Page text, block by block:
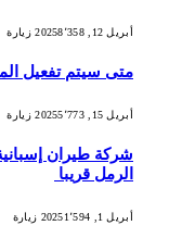
أبريل 12, 2025 8٬358 زيارة
متى سيتم تفعيل المادة 507 من القانون
أبريل 15, 2025 5٬773 زيارة
شركة طيران
الرمل قريبا
أبريل 1, 2025 1٬594 زيارة